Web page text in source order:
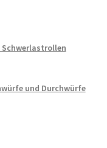
und Durchwürfe